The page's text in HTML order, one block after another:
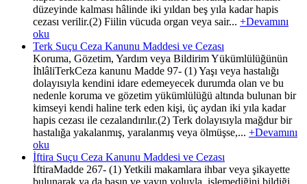
düzeyinde kalması hâlinde iki yıldan beş yıla kadar hapis
cezası verilir.(2) Fiilin vücuda organ veya sair... +Devamını
oku
Terk Suçu Ceza Kanunu Maddesi ve Cezası
Koruma, Gözetim, Yardım veya Bildirim Yükümlülüğünün
İhlâliTerkCeza kanunu Madde 97- (1) Yaşı veya hastalığı
dolayısıyla kendini idare edemeyecek durumda olan ve bu
nedenle koruma ve gözetim yükümlülüğü altında bulunan bir
kimseyi kendi haline terk eden kişi, üç aydan iki yıla kadar
hapis cezası ile cezalandırılır.(2) Terk dolayısıyla mağdur bir
hastalığa yakalanmış, yaralanmış veya ölmüşse,... +Devamını
oku
İftira Suçu Ceza Kanunu Maddesi ve Cezası
İftiraMadde 267- (1) Yetkili makamlara ihbar veya şikayette
bulunarak ya da basın ve yayın yoluyla, işlemediğini bildiği